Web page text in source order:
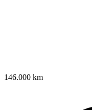
146.000 km